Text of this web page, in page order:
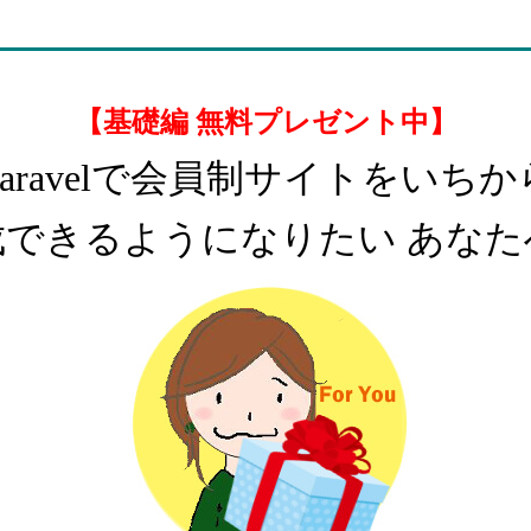
【基礎編 無料プレゼント中】
で会員制サイトをいちか
きるようになりたい あな